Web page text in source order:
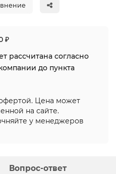
₽
рассчитана согласно
до пункта
Цена может
на сайте.
у менеджеров
Вопрос-ответ